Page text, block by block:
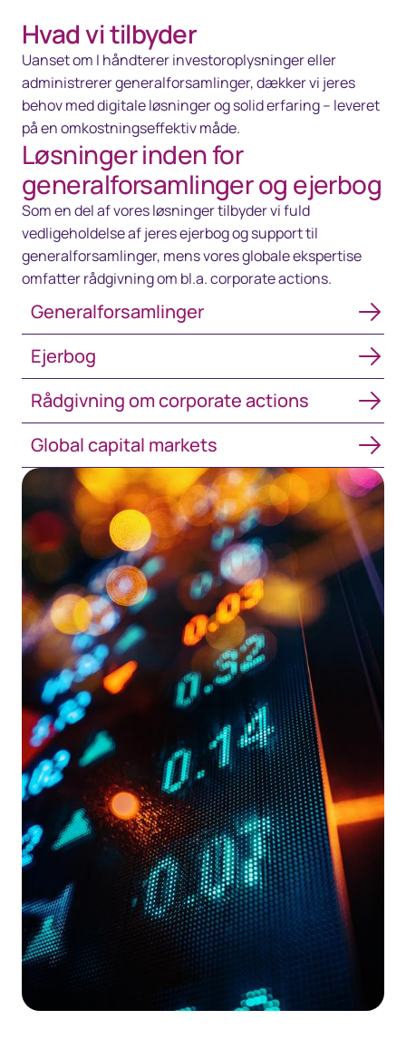
Hvad vi tilbyder
Uanset om I håndterer investoroplysninger eller
administrerer generalforsamlinger, dækker vi jeres
behov med digitale løsninger og solid erfaring – leveret
på en omkostningseffektiv måde.
Løsninger inden for
generalforsamlinger og ejerbog
Som en del af vores løsninger tilbyder vi fuld
vedligeholdelse af jeres ejerbog og support til
generalforsamlinger, mens vores globale ekspertise
omfatter rådgivning om bl.a. corporate actions.
Generalforsamlinger
Generalforsamlinger
Ejerbog
Ejerbog
Rådgivning om corporate actions
Rådgivning om corporate actions
Global capital markets
Global capital markets